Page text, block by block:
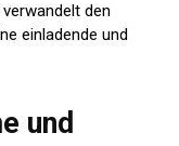
den
einladende und
und